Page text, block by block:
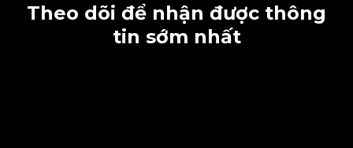
Theo dõi để nhận được thông
tin sớm nhất